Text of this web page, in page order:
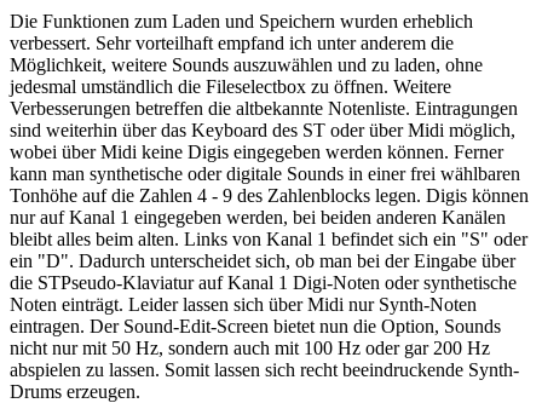
Die Funktionen zum Laden und Speichern wurden erheblich
verbessert. Sehr vorteilhaft empfand ich unter anderem die
Möglichkeit, weitere Sounds auszuwählen und zu laden, ohne
jedesmal umständlich die Fileselectbox zu öffnen. Weitere
Verbesserungen betreffen die altbekannte Notenliste. Eintragungen
sind weiterhin über das Keyboard des ST oder über Midi möglich,
wobei über Midi keine Digis eingegeben werden können. Ferner
kann man synthetische oder digitale Sounds in einer frei wählbaren
Tonhöhe auf die Zahlen 4 - 9 des Zahlenblocks legen. Digis können
nur auf Kanal 1 eingegeben werden, bei beiden anderen Kanälen
bleibt alles beim alten. Links von Kanal 1 befindet sich ein "S" oder
ein "D". Dadurch unterscheidet sich, ob man bei der Eingabe über
die STPseudo-Klaviatur auf Kanal 1 Digi-Noten oder synthetische
Noten einträgt. Leider lassen sich über Midi nur Synth-Noten
eintragen. Der Sound-Edit-Screen bietet nun die Option, Sounds
nicht nur mit 50 Hz, sondern auch mit 100 Hz oder gar 200 Hz
abspielen zu lassen. Somit lassen sich recht beeindruckende Synth-
Drums erzeugen.